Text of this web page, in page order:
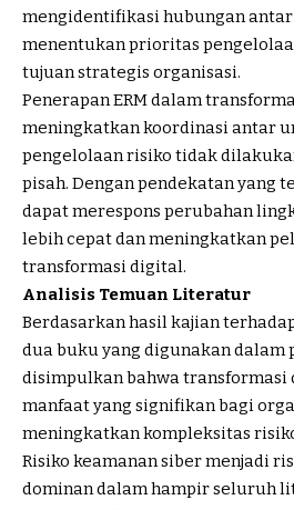
mengidentifikasi hubungan
menentukan prioritas
tujuan strategis organisasi.
Penerapan ERM dalam
meningkatkan koordinasi antar
pengelolaan risiko tidak
pisah. Dengan pendekatan yang
dapat merespons perubahan
lebih cepat dan meningkatkan
transformasi digital.
Analisis Temuan Literatur
Berdasarkan hasil kajian
dua buku yang digunakan dalam
disimpulkan bahwa
manfaat yang signifikan bagi
meningkatkan kompleksitas
Risiko keamanan siber menjadi
dominan dalam hampir seluruh